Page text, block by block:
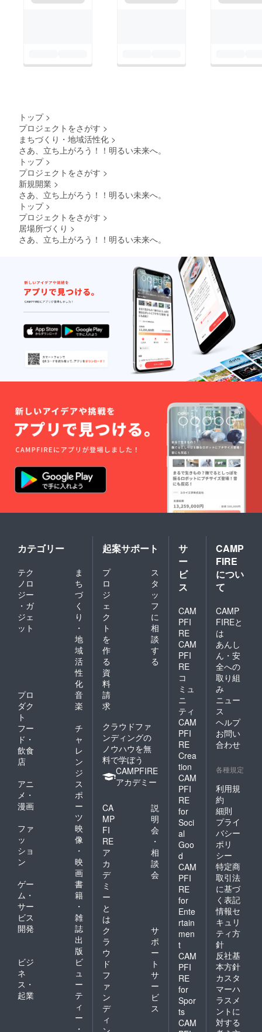
トップ >
プロジェクトをさがす >
まちづくり・地域活性化 >
さあ、立ち上がろう！！明るい未来へ。
トップ >
プロジェクトをさがす >
新規開業 >
さあ、立ち上がろう！！明るい未来へ。
トップ >
プロジェクトをさがす >
居場所づくり >
さあ、立ち上がろう！！明るい未来へ。
カテゴリー
テク
ノロ
ジー
・ガ
ジェ
ット
ま
ち
づ
く
り
・
地
域
活
性
化
プロ
ダク
ト
音
楽
フー
ド・
飲食
店
チ
ャ
レ
ン
ジ
アニ
メ・
漫画
ス
ポ
ー
ツ
ファ
ッ
ショ
ン
映
像
・
映
画
ゲー
ム・
サー
ビス
開発
書
籍
・
雑
誌
出
版
ビジ
ネ
ス・
起業
ビ
ュ
ー
テ
ィ
ー
・
起案サポート
プ
ロ
ジ
ェ
ク
ト
を
作
る
ス
タ
ッ
フ
に
相
談
す
る
資
料
請
求
クラウドファ
ンディングの
ノウハウを無
料で学ぼう
CAMPFIRE
アカデミー
CA
MP
FI
RE
ア
カ
デ
ミ
ー
と
は
説
明
会
・
相
談
会
ク
ラ
ウ
ド
フ
ァ
ン
デ
ィ
サ
ポ
ー
ト
サ
ー
ビ
ス
サ
ー
ビ
ス
CAM
PFI
RE
CAM
PFI
RE
コ
ミュ
ニ
ティ
CAM
PFI
RE
Crea
tion
CAM
PFI
RE
for
Soci
al
Goo
d
CAM
PFI
RE
for
Ente
rtain
men
t
CAM
PFI
RE
for
Spor
ts
CAM
CAMP
FIRE
につい
て
CAMP
FIREと
は
あんし
ん・安
全への
取り組
み
ニュー
ス
ヘルプ
お問い
合わせ
各種規定
利用規
約
細則
プライ
バシー
ポリ
シー
特定商
取引法
に基づ
く表記
情報セ
キュリ
ティ方
針
反社基
本方針
カスタ
マーハ
ラスメ
ントに
対する